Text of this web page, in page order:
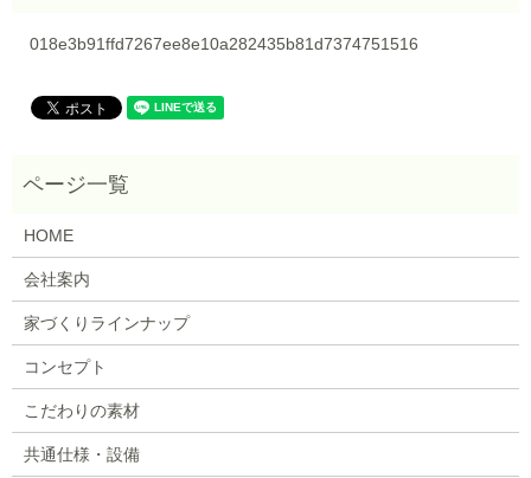
018e3b91ffd7267ee8e10a282435b81d7374751516
HOME
会社案内
家づくりラインナップ
コンセプト
こだわりの素材
共通仕様・設備